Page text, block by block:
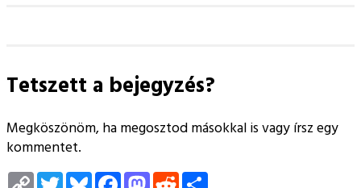
Tetszett a bejegyzés?
Megköszönöm, ha megosztod másokkal is vagy írsz egy
kommentet.
CopyTwitterBlueskyFacebookMastodon
Reddit